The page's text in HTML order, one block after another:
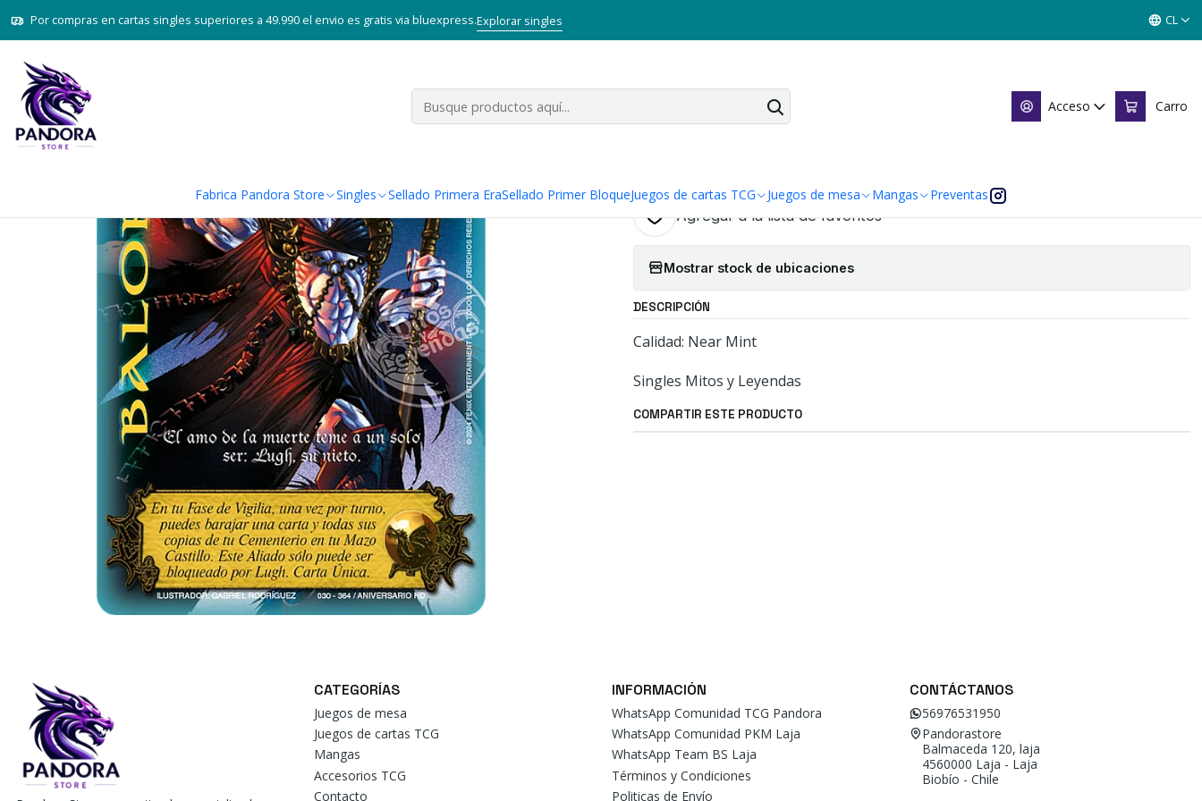
Acceso Carro
Fabrica Pandora Store Singles Sellado Primera EraSellado Primer BloqueJuegos de cartas TCG Juegos de mesa Mangas Preventas
Por compras en cartas singles superiores a 49.990 el envio es gratis via bluexpress.Explorar singles CL
Inicio Juegos de cartas TCG Mitos y Leyendas TCG Singles Primer Bloque MYL
BALOR (HD ANIVERSARIO - MR) - SINGLES
MITOS Y LEYENDAS
Agregar a la lista de favoritos
Mostrar stock de ubicaciones
DESCRIPCIÓN
Calidad: Near Mint
Singles Mitos y Leyendas
COMPARTIR ESTE PRODUCTO
CATEGORÍAS
Juegos de mesa
Juegos de cartas TCG
Mangas
Accesorios TCG
Contacto
INFORMACIÓN
WhatsApp Comunidad TCG Pandora
WhatsApp Comunidad PKM Laja
WhatsApp Team BS Laja
Términos y Condiciones
Politicas de Envío
CONTÁCTANOS
56976531950
Pandorastore
Balmaceda 120, laja
4560000 Laja - Laja
Biobío - Chile